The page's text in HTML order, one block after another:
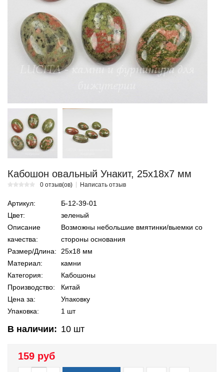
Кабошон овальный Унакит, 25х18х7 мм
0 отзыв(ов) Написать отзыв
Артикул:
Б-12-39-01
Цвет:
зеленый
Описание
качества:
Возможны небольшие вмятинки/выемки со
стороны основания
Размер/Длина:
25х18 мм
Материал:
камни
Категория:
Кабошоны
Производство:
Китай
Цена за:
Упаковку
Упаковка:
1 шт
В наличии: 10 шт
159 руб